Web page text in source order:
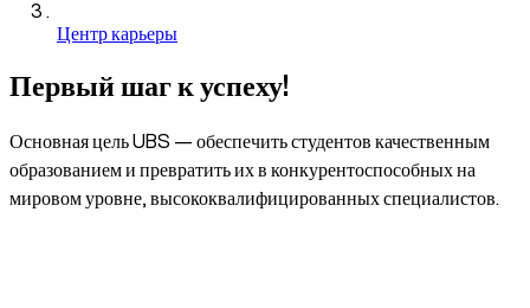
Центр карьеры
Первый шаг к успеху!
Основная цель UBS — обеспечить студентов качественным
образованием и превратить их в конкурентоспособных на
мировом уровне, высококвалифицированных специалистов.